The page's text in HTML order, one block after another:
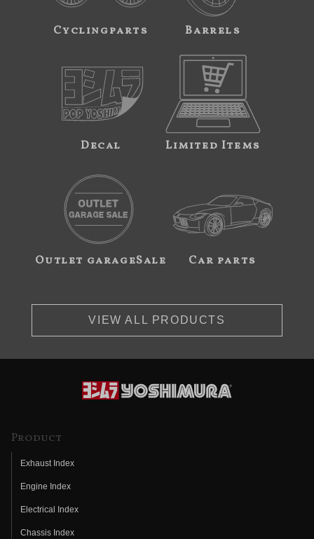
Cyclingparts Barrels
Decal Limited Items
Outlet garageSale Car parts
VIEW ALL PRODUCTS
Product
Exhaust Index
Engine Index
Electrical Index
Chassis Index